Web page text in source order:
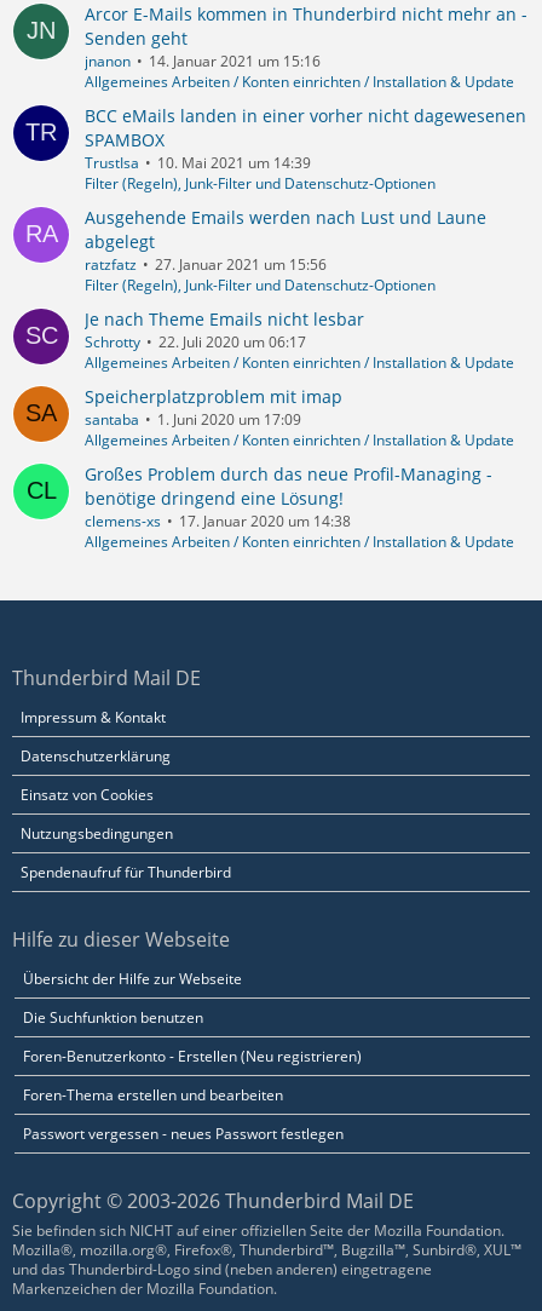
Arcor E-Mails kommen in Thunderbird nicht mehr an -
Senden geht
jnanon
14. Januar 2021 um 15:16
Allgemeines Arbeiten / Konten einrichten / Installation & Update
BCC eMails landen in einer vorher nicht dagewesenen
SPAMBOX
TrustIsa
10. Mai 2021 um 14:39
Filter (Regeln), Junk-Filter und Datenschutz-Optionen
Ausgehende Emails werden nach Lust und Laune
abgelegt
ratzfatz
27. Januar 2021 um 15:56
Filter (Regeln), Junk-Filter und Datenschutz-Optionen
Je nach Theme Emails nicht lesbar
Schrotty
22. Juli 2020 um 06:17
Allgemeines Arbeiten / Konten einrichten / Installation & Update
Speicherplatzproblem mit imap
santaba
1. Juni 2020 um 17:09
Allgemeines Arbeiten / Konten einrichten / Installation & Update
Großes Problem durch das neue Profil-Managing -
benötige dringend eine Lösung!
clemens-xs
17. Januar 2020 um 14:38
Allgemeines Arbeiten / Konten einrichten / Installation & Update
Thunderbird Mail DE
Impressum & Kontakt
Datenschutzerklärung
Einsatz von Cookies
Nutzungsbedingungen
Spendenaufruf für Thunderbird
Hilfe zu dieser Webseite
Übersicht der Hilfe zur Webseite
Die Suchfunktion benutzen
Foren-Benutzerkonto - Erstellen (Neu registrieren)
Foren-Thema erstellen und bearbeiten
Passwort vergessen - neues Passwort festlegen
Copyright © 2003-2026 Thunderbird Mail DE
Sie befinden sich NICHT auf einer offiziellen Seite der Mozilla Foundation.
Mozilla®, mozilla.org®, Firefox®, Thunderbird™, Bugzilla™, Sunbird®, XUL™
und das Thunderbird-Logo sind (neben anderen) eingetragene
Markenzeichen der Mozilla Foundation.